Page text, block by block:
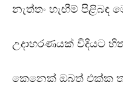
නැත්තං හැඟීම් පිළිබඳ
උදාහරණයක් විදියට
කෙනෙක් ඔබත් එක්ක